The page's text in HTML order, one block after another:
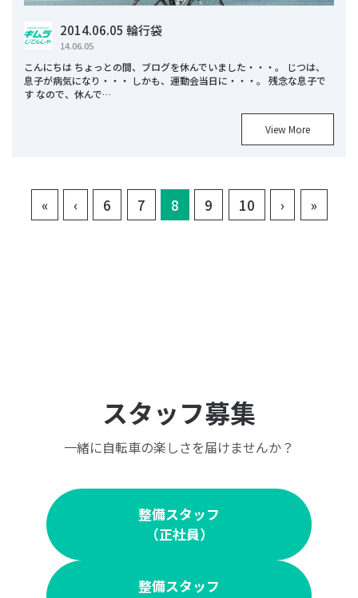
2014.06.05 輪行袋
14.06.05
こんにちは ちょっとの間、ブログを休んでいました・・・。 じつは、
息子が病気になり・・・ しかも、運動会当日に・・・。 残念な息子で
す なので、休んで…
View More
« ‹ 6 7 8 (current)
9 10 › »
スタッフ募集
一緒に自転車の楽しさを届けませんか？
整備スタッフ
（正社員）
整備スタッフ